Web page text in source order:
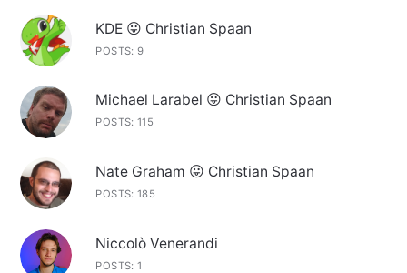
KDE 😛 Christian Spaan
POSTS: 9
Michael Larabel 😛 Christian Spaan
POSTS: 115
Nate Graham 😛 Christian Spaan
POSTS: 185
Niccolò Venerandi
POSTS: 1